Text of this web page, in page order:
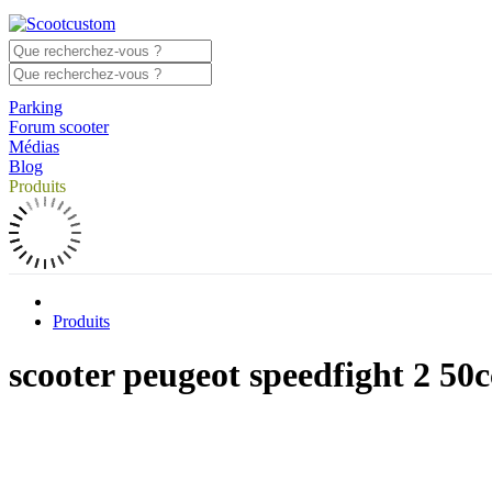
Parking
Forum scooter
Médias
Blog
Produits
Produits
scooter peugeot speedfight 2